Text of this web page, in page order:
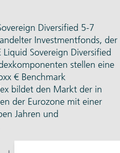
Diversified 5-7
Investmentfonds, der
Sovereign Diversified
stellen eine
€ Benchmark
bildet den Markt der in
der Eurozone mit einer
Jahren und